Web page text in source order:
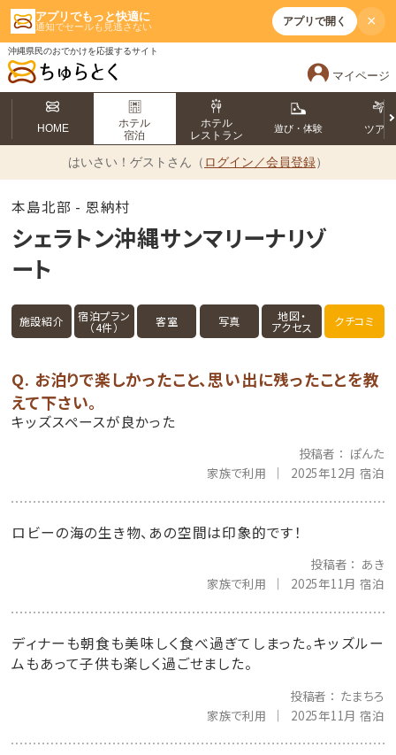
アプリでもっと快適に
通知でセールも見逃さない アプリで開く ×
沖縄県民のおでかけを応援するサイト
マイページ
HOME
ホテル
宿泊
ホテル
レストラン
遊び・体験 ツアー
はいさい！ ゲストさん（ ログイン／会員登録）
本島北部 - 恩納村
シェラトン沖縄サンマリーナリゾ
ート
施設紹介 宿泊プラン
（4件） 客室 写真 地図・
アクセス クチコミ
Q. お泊りで楽しかったこと、思い出に残ったことを教
えて下さい。
キッズスペースが良かった
投稿者
ぽんた
家族で利用
2025年12月 宿泊
ロビーの海の生き物、あの空間は印象的です！
投稿者
あき
家族で利用
2025年11月 宿泊
ディナーも朝食も美味しく食べ過ぎてしまった。キッズルー
ムもあって子供も楽しく過ごせました。
投稿者
たまちろ
家族で利用
2025年11月 宿泊